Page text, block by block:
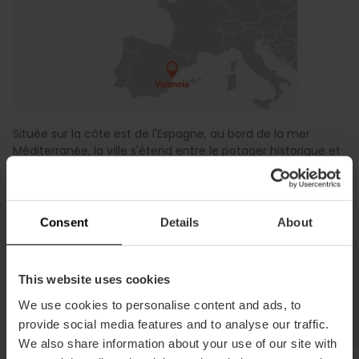
Consent Details About
This website uses cookies
We use cookies to personalise content and ads, to
provide social media features and to analyse our traffic.
We also share information about your use of our site with
Située sur la côte est de l'Espagne, au bord de la mer
Méditerranée, la ville s'étend entre le potager historique et
Elle se trouve à350 kilomètres de Madrid et 350
kilomètres de Barcelone
, et à45 minutes de vol de
Palma de Majorque
mer s'unissent dans une ville plane et parfaite à explorer.